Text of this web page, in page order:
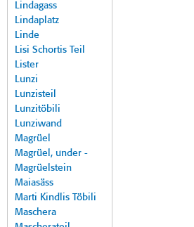
Lindagass
Lindaplatz
Linde
Lisi Schortis Teil
Lister
Lunzi
Lunzisteil
Lunzitöbili
Lunziwand
Magrüel
Magrüel, under -
Magrüelstein
Maiasäss
Marti Kindlis Töbili
Maschera